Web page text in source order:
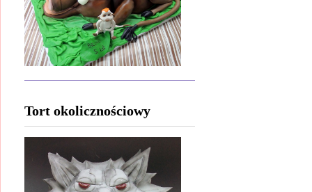
Tort okolicznościowy